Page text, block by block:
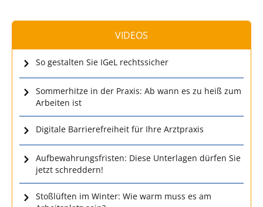
VIDEOS
So gestalten Sie IGeL rechtssicher
Sommerhitze in der Praxis: Ab wann es zu heiß zum
Arbeiten ist
Digitale Barrierefreiheit für Ihre Arztpraxis
Aufbewahrungsfristen: Diese Unterlagen dürfen Sie
jetzt schreddern!
Stoßlüften im Winter: Wie warm muss es am